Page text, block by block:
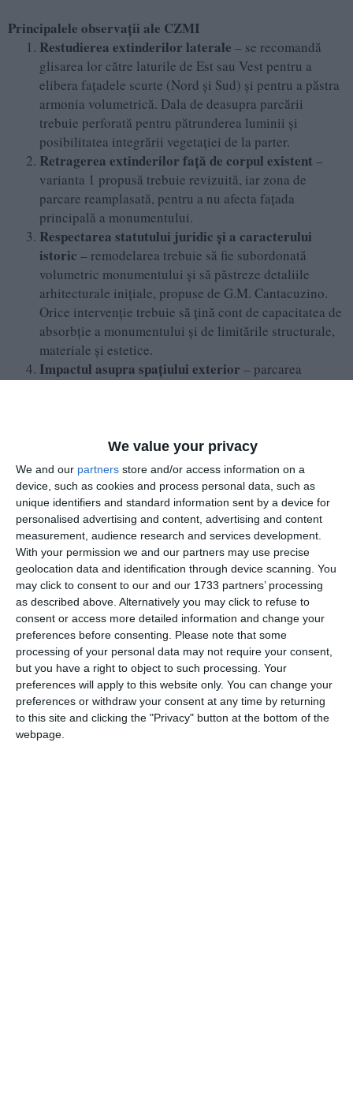
We value your privacy
We and our partners store and/or access information on a
device, such as cookies and process personal data, such as
unique identifiers and standard information sent by a device for
personalised advertising and content, advertising and content
measurement, audience research and services development.
With your permission we and our partners may use precise
geolocation data and identification through device scanning. You
may click to consent to our and our 1733 partners’ processing
as described above. Alternatively you may click to refuse to
consent or access more detailed information and change your
preferences before consenting.
Please note that some
processing of your personal data may not require your consent,
but you have a right to object to such processing. Your
preferences will apply to this website only. You can change your
preferences or withdraw your consent at any time by returning
to this site and clicking the "Privacy" button at the bottom of the
webpage.
Principalele observații ale CZMI
Restudierea extinderilor laterale – se recomandă
glisarea lor către laturile de Est sau Vest pentru a
elibera fațadele scurte (Nord și Sud) și pentru a păstra
armonia volumetrică. Dala de deasupra parcării
trebuie perforată pentru pătrunderea luminii și
posibilitatea integrării vegetației de la parter.
Retragerea extinderilor față de corpul existent –
varianta 1 propusă trebuie revizuită, iar zona de
parcare reamplasată, pentru a nu afecta fațada
principală a monumentului.
Respectarea statutului juridic și a caracterului
istoric – remodelarea trebuie să fie subordonată
volumetric monumentului și să păstreze detaliile
arhitecturale inițiale, propuse de G.M. Cantacuzino.
Orice intervenție trebuie să țină cont de capacitatea de
absorbție a monumentului și de limitările structurale,
materiale și estetice.
Impactul asupra spațiului exterior – parcarea
abordare contemporană, dar subordonată volumetric.
Riscuri asociate mediului – extinderea clădirii și
amenajarea parcării necesită restudierea impactului
asupra aleii pietonale de pe latura vestică; spațiul
dintre hotel și parcare poate acumula nisip în timpul
furtunilor de nisip specifice zonei.
Reamenajarea zonei de parcare – CZMI a aprobat,
cu condiția restudierii, posibilitatea dea elibera
volumul existent prin împingerea extinderilor
laterale mai aproape de plajăși de a aerisi și
„înverzi” parcarea din fața hotelului.
Necesitatea unei variante finale– nicio propunere
actuală nu a fost considerată complet adecvată; CZMI
solicită elaborarea unei variante în careextinderile să
nu afecteze fațadele existenteși caracterul istoric al
Hotelului Rex.